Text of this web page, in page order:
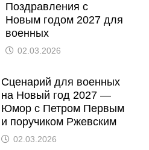
Поздравления с
Новым годом 2027 для
военных
02.03.2026
Сценарий для военных
на Новый год 2027 —
Юмор с Петром Первым
и поручиком Ржевским
02.03.2026